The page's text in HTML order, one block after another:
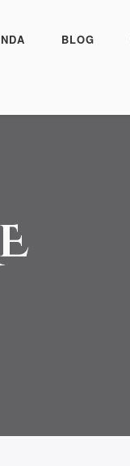
BLOG